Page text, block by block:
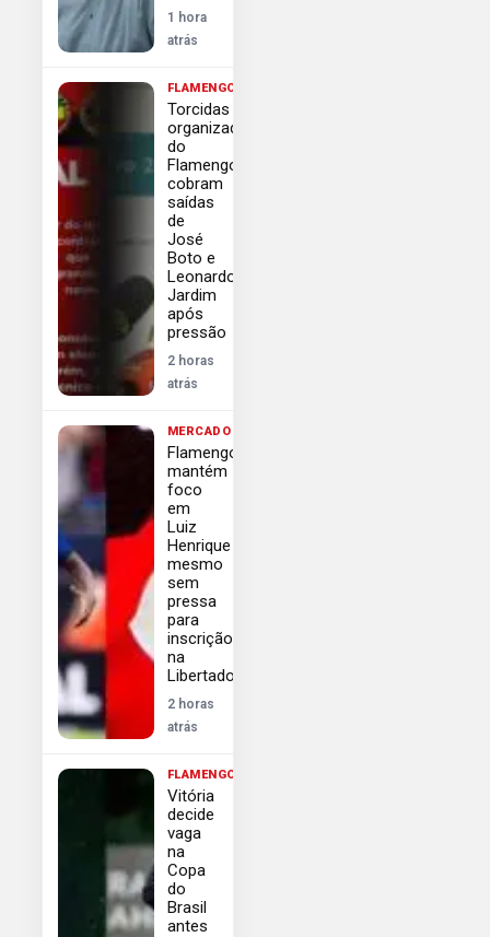
1 hora
atrás
FLAMENGO
Torcidas
organizadas
do
Flamengo
cobram
saídas
de
José
Boto e
Leonardo
Jardim
após
pressão
2 horas
atrás
MERCADO
Flamengo
mantém
foco
em
Luiz
Henrique
mesmo
sem
pressa
para
inscrição
na
Libertadores
2 horas
atrás
FLAMENGO
Vitória
decide
vaga
na
Copa
do
Brasil
antes